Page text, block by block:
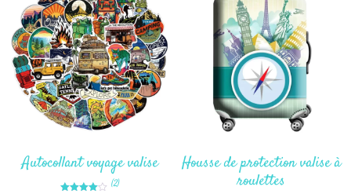
Autocollant voyage valise
(2)
Housse de protection valise à
roulettes